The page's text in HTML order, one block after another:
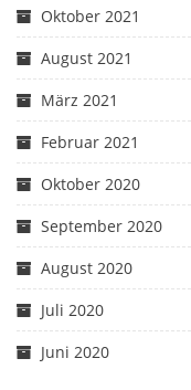
Oktober 2021
August 2021
März 2021
Februar 2021
Oktober 2020
September 2020
August 2020
Juli 2020
Juni 2020